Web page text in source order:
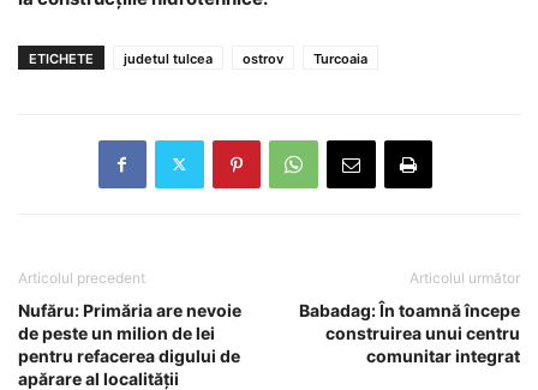
ETICHETE judetul tulcea ostrov Turcoaia
Articolul precedent
Nufăru: Primăria are nevoie
de peste un milion de lei
pentru refacerea digului de
apărare al localității
Articolul următor
Babadag: În toamnă începe
construirea unui centru
comunitar integrat